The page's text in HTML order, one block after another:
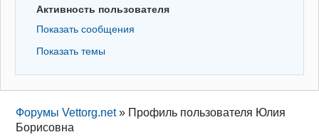
Активность пользователя
Показать сообщения
Показать темы
Форумы Vettorg.net » Профиль пользователя Юлия
Борисовна